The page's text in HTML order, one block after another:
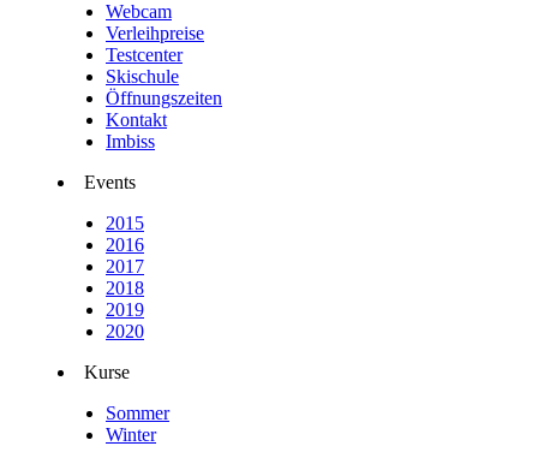
Webcam
Verleihpreise
Testcenter
Skischule
Öffnungszeiten
Kontakt
Imbiss
Events
2015
2016
2017
2018
2019
2020
Kurse
Sommer
Winter